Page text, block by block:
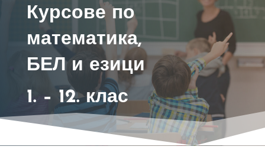
Курсове по
математика,
БЕЛ и езици
1. – 12. клас